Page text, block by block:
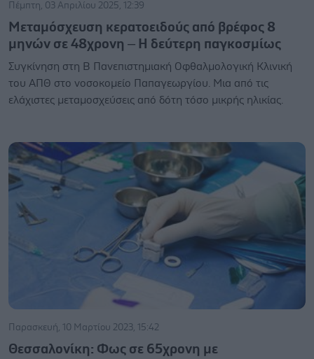
Πέμπτη, 03 Απριλίου 2025, 12:39
Μεταμόσχευση κερατοειδούς από βρέφος 8
μηνών σε 48χρονη – Η δεύτερη παγκοσμίως
Συγκίνηση στη Β Πανεπιστημιακή Οφθαλμολογική Κλινική
του ΑΠΘ στο νοσοκομείο Παπαγεωργίου. Μια από τις
ελάχιστες μεταμοσχεύσεις από δότη τόσο μικρής ηλικίας.
Παρασκευή, 10 Μαρτίου 2023, 15:42
Θεσσαλονίκη: Φως σε 65χρονη με